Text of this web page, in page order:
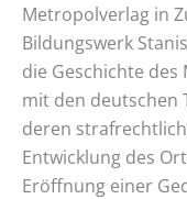
Metropolverlag in
Bildungswerk
die Geschichte
mit den deutschen
deren
Entwicklung des
Eröffnung einer